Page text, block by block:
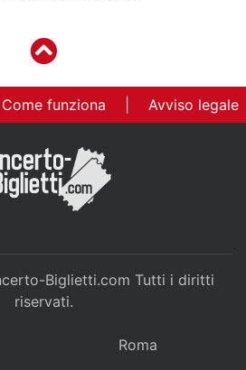
funziona Avviso legale
Biglietti.com Tutti i diritti
riservati.
Roma